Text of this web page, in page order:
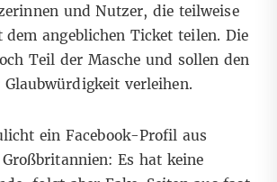
und Nutzer, die teilweise
dem angeblichen Ticket teilen. Die
Teil der Masche und sollen den
verleihen.
ein Facebook-Profil aus
Es hat keine